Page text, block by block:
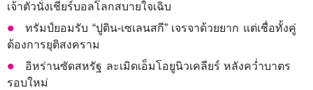
เจ้าตัวนั่งเชียร์บอลโลกสบายใจเฉิบ
ทรัมป์ยอมรับ “ปูติน-เซเลนสกี” เจรจาด้วยยาก แต่เชื่อทั้งคู่
ต้องการยุติสงคราม
อิหร่านซัดสหรัฐ ละเมิดเอ็มโอยูนิวเคลียร์ หลังคว่ำบาตร
รอบใหม่